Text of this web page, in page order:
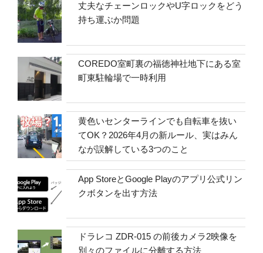
丈夫なチェーンロックやU字ロックをどう
持ち運ぶか問題
COREDO室町裏の福徳神社地下にある室
町東駐輪場で一時利用
黄色いセンターラインでも自転車を抜い
てOK？2026年4月の新ルール、実はみん
なが誤解している3つのこと
App StoreとGoogle Playのアプリ公式リン
クボタンを出す方法
ドラレコ ZDR-015 の前後カメラ2映像を
別々のファイルに分離する方法